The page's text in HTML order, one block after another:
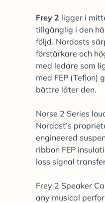
Frey 2 ligger i
tillgänglig i den
följd. Nordosts
förstärkare och
med ledare som
med FEP
bättre låter den.
Norse 2 Series
Nordost’s
engineered
ribbon FEP
loss signal
Frey 2 Speaker
any musical